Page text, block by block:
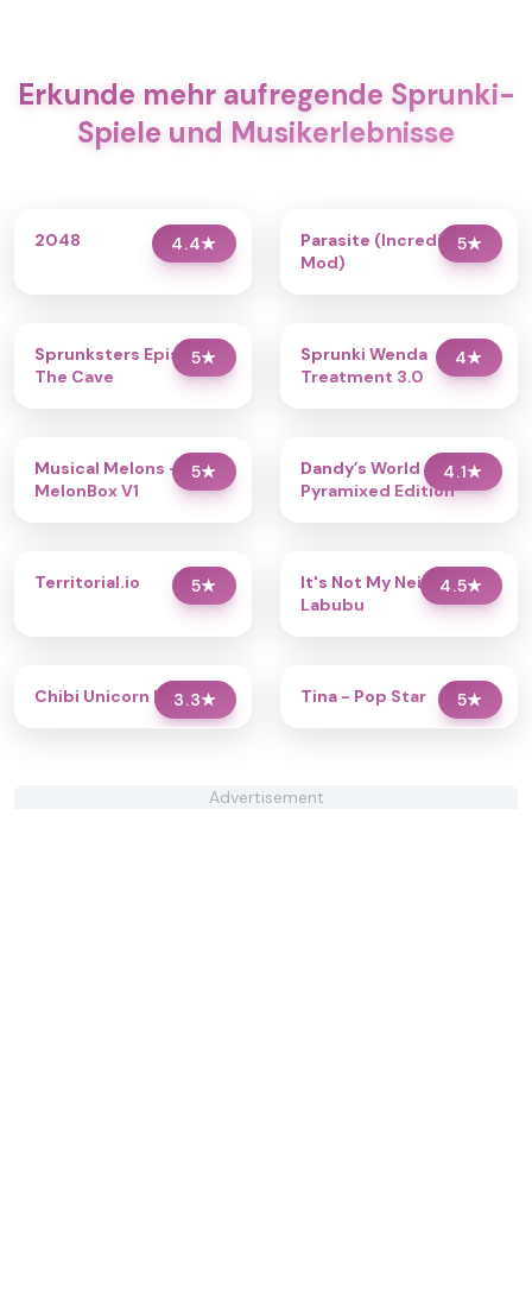
Erkunde mehr aufregende Sprunki-
Spiele und Musikerlebnisse
4.4★
2048 5★
Parasite (Incredibox
Mod)
5★
Sprunksters Episode 2:
The Cave
4★
Sprunki Wenda
Treatment 3.0
5★
Musical Melons –
MelonBox V1
4.1★
Dandy’s World
Pyramixed Edition
5★
Territorial.io 4.5★
It's Not My Neighbor:
Labubu
3.3★
Chibi Unicorn Dress Up 5★
Tina - Pop Star
Advertisement